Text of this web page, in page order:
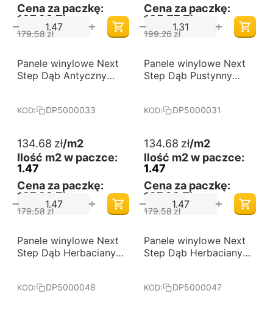
Cena za paczkę:
197,98 Zł
179.58zł
+
−
Cena za paczkę:
195,77 Zł
199.26 zł
+
−
-25%
Darmowa dostawa
od 60 m2
Panele winylowe Next
Step Dąb Antyczny
KOD: DP5000033
134.68 zł/m2
Ilość m2 w paczce:
1.47
Cena za paczkę:
197,98 Zł
179.58zł
+
−
-25%
Darmowa dostawa
od 60 m2
Panele winylowe Next
Step Dąb Pustynny
KOD: DP5000031
134.68 zł/m2
Ilość m2 w paczce:
1.47
Cena za paczkę:
197,98 Zł
179.58zł
+
−
-25%
Darmowa dostawa
od 60 m2
Panele winylowe Next
Step Dąb Herbaciany
KOD: DP5000048
-25%
Darmowa dostawa
od 60 m2
Panele winylowe Next
Step Dąb Herbaciany
KOD: DP5000047